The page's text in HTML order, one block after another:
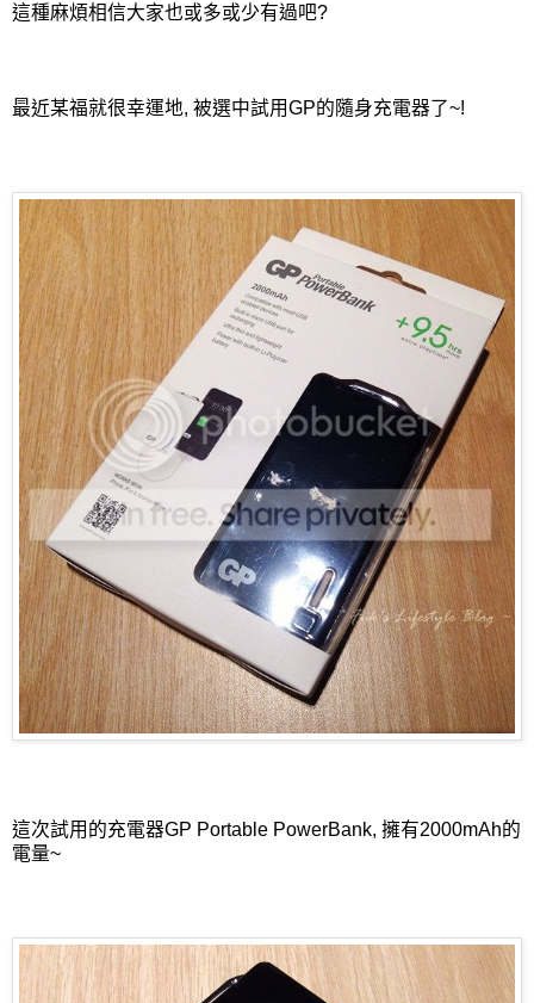
這種麻煩相信大家也或多或少有過吧?
最近某福就很幸運地, 被選中試用GP的隨身充電器了~!
這次試用的充電器GP Portable PowerBank, 擁有2000mAh的
電量~